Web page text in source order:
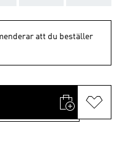
att du beställer